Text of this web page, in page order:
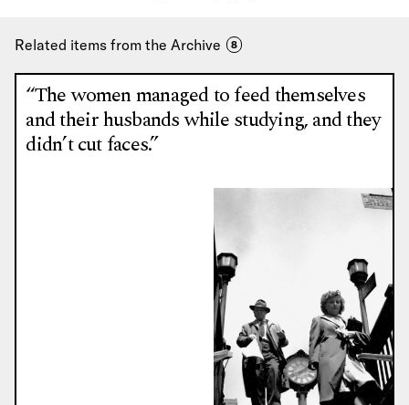
Related items from the Archive 8
“The women managed to feed themselves
and their husbands while studying, and they
didn’t cut faces.”